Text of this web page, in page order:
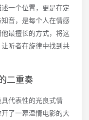
一个位置，更是在定
音，是每个人在情感
最擅长的方式，将这
听者在旋律中找到共
二重奏
代表性的光良式情
了一幕温情电影的大